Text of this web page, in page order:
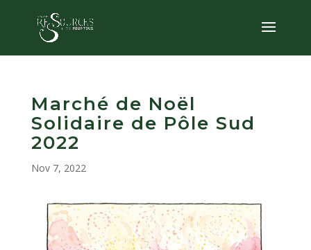
Marché de Noël
Solidaire de Pôle Sud
2022
Nov 7, 2022